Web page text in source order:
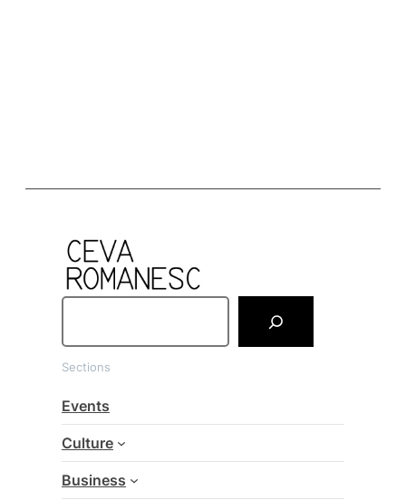
a
r
h
Sections
Events
Culture
Business